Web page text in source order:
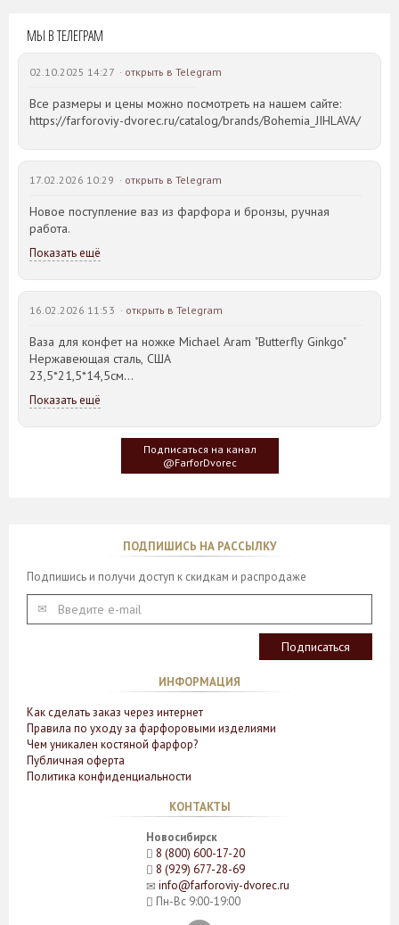
МЫ В ТЕЛЕГРАМ
02.10.2025 14:27 · открыть в Telegram
Все размеры и цены можно посмотреть на нашем сайте:
https://farforoviy-dvorec.ru/catalog/brands/Bohemia_JIHLAVA/
17.02.2026 10:29 · открыть в Telegram
Новое поступление ваз из фарфора и бронзы, ручная
работа.
Показать ещё
16.02.2026 11:53 · открыть в Telegram
Ваза для конфет на ножке Michael Aram "Butterfly Ginkgo"
Нержавеющая сталь, США
23,5*21,5*14,5см
Идея такого дизайна предметов сервировки стола пришла
создателю, когда он впервые увидел дерево Гинкго Билоба,
у которого растут двойные листья, напоминающие крылья
Показать ещё
Подписаться на канал
@FarforDvorec
ПОДПИШИСЬ НА РАССЫЛКУ
Подпишись и получи доступ к скидкам и распродаже
ИНФОРМАЦИЯ
Как сделать заказ через интернет
Правила по уходу за фарфоровыми изделиями
Чем уникален костяной фарфор?
Публичная оферта
Политика конфиденциальности
КОНТАКТЫ
Новосибирск
8 (800) 600-17-20
8 (929) 677-28-69
info@farforoviy-dvorec.ru
Пн-Вс 9:00-19:00